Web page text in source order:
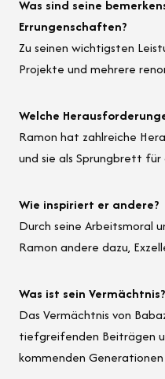
Was sind seine
Errungenschaften?
Zu seinen wichtigsten
Projekte und mehrere
Welche
Ramon hat zahlreiche
und sie als Sprungbrett
Wie inspiriert er andere?
Durch seine Arbeitsmoral
Ramon andere dazu,
Was ist sein Vermächtnis?
Das Vermächtnis von
tiefgreifenden Beiträgen
kommenden